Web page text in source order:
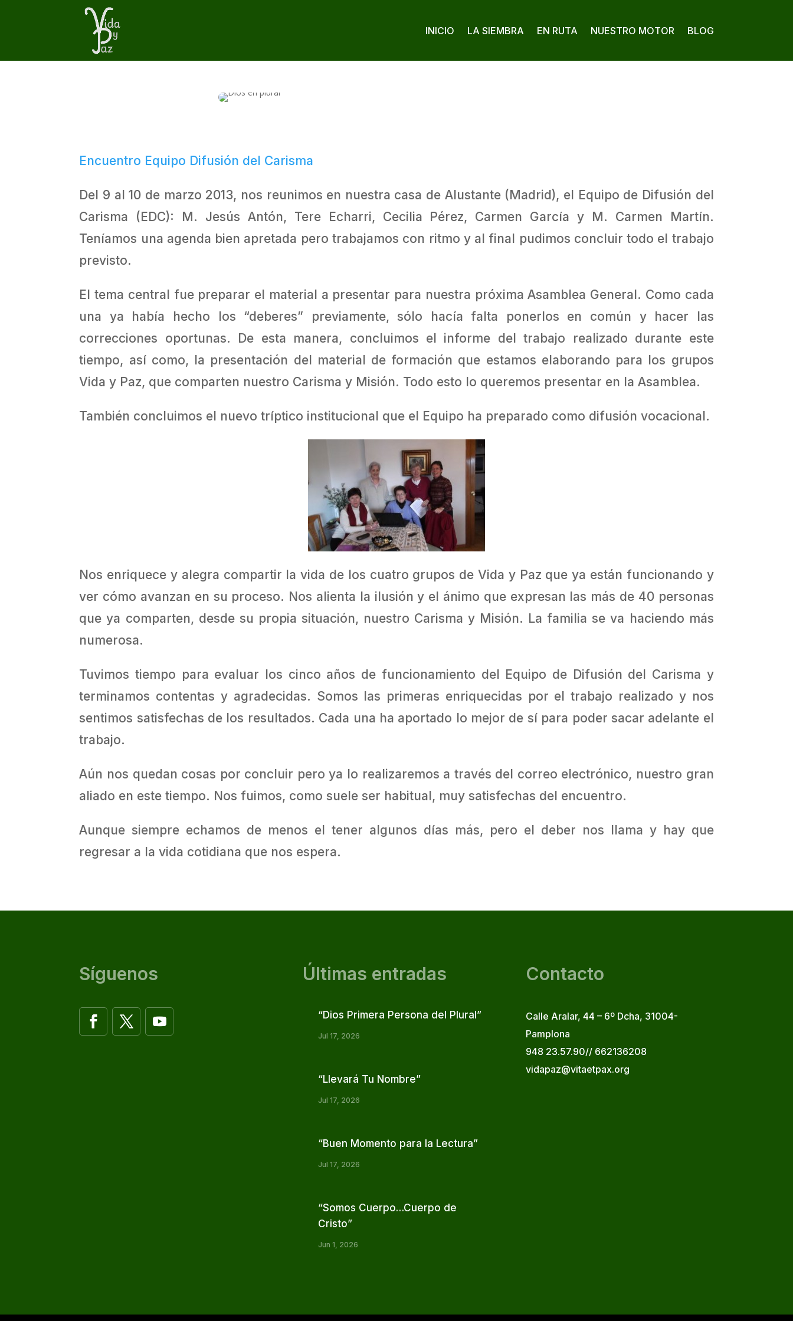
INICIO LA SIEMBRA EN RUTA NUESTRO MOTOR BLOG
Encuentro Equipo Difusión del Carisma
Del 9 al 10 de marzo 2013, nos reunimos en nuestra casa de Alustante (Madrid), el Equipo de Difusión del
Carisma (EDC): M. Jesús Antón, Tere Echarri, Cecilia Pérez, Carmen García y M. Carmen Martín.
Teníamos una agenda bien apretada pero trabajamos con ritmo y al final pudimos concluir todo el trabajo
previsto.
El tema central fue preparar el material a presentar para nuestra próxima Asamblea General. Como cada
una ya había hecho los “deberes” previamente, sólo hacía falta ponerlos en común y hacer las
correcciones oportunas. De esta manera, concluimos el informe del trabajo realizado durante este
tiempo, así como, la presentación del material de formación que estamos elaborando para los grupos
Vida y Paz, que comparten nuestro Carisma y Misión. Todo esto lo queremos presentar en la Asamblea.
También concluimos el nuevo tríptico institucional que el Equipo ha preparado como difusión vocacional.
Nos enriquece y alegra compartir la vida de los cuatro grupos de Vida y Paz que ya están funcionando y
ver cómo avanzan en su proceso. Nos alienta la ilusión y el ánimo que expresan las más de 40 personas
que ya comparten, desde su propia situación, nuestro Carisma y Misión. La familia se va haciendo más
numerosa.
Tuvimos tiempo para evaluar los cinco años de funcionamiento del Equipo de Difusión del Carisma y
terminamos contentas y agradecidas. Somos las primeras enriquecidas por el trabajo realizado y nos
sentimos satisfechas de los resultados. Cada una ha aportado lo mejor de sí para poder sacar adelante el
trabajo.
Aún nos quedan cosas por concluir pero ya lo realizaremos a través del correo electrónico, nuestro gran
aliado en este tiempo. Nos fuimos, como suele ser habitual, muy satisfechas del encuentro.
Aunque siempre echamos de menos el tener algunos días más, pero el deber nos llama y hay que
regresar a la vida cotidiana que nos espera.
Síguenos Últimas entradas
“Dios Primera Persona del Plural”
Jul 17, 2026
“Llevará Tu Nombre”
Jul 17, 2026
“Buen Momento para la Lectura”
Jul 17, 2026
“Somos Cuerpo…Cuerpo de
Cristo”
Jun 1, 2026
Contacto
Calle Aralar, 44 – 6º Dcha, 31004-
Pamplona
948 23.57.90// 662136208
vidapaz@vitaetpax.org